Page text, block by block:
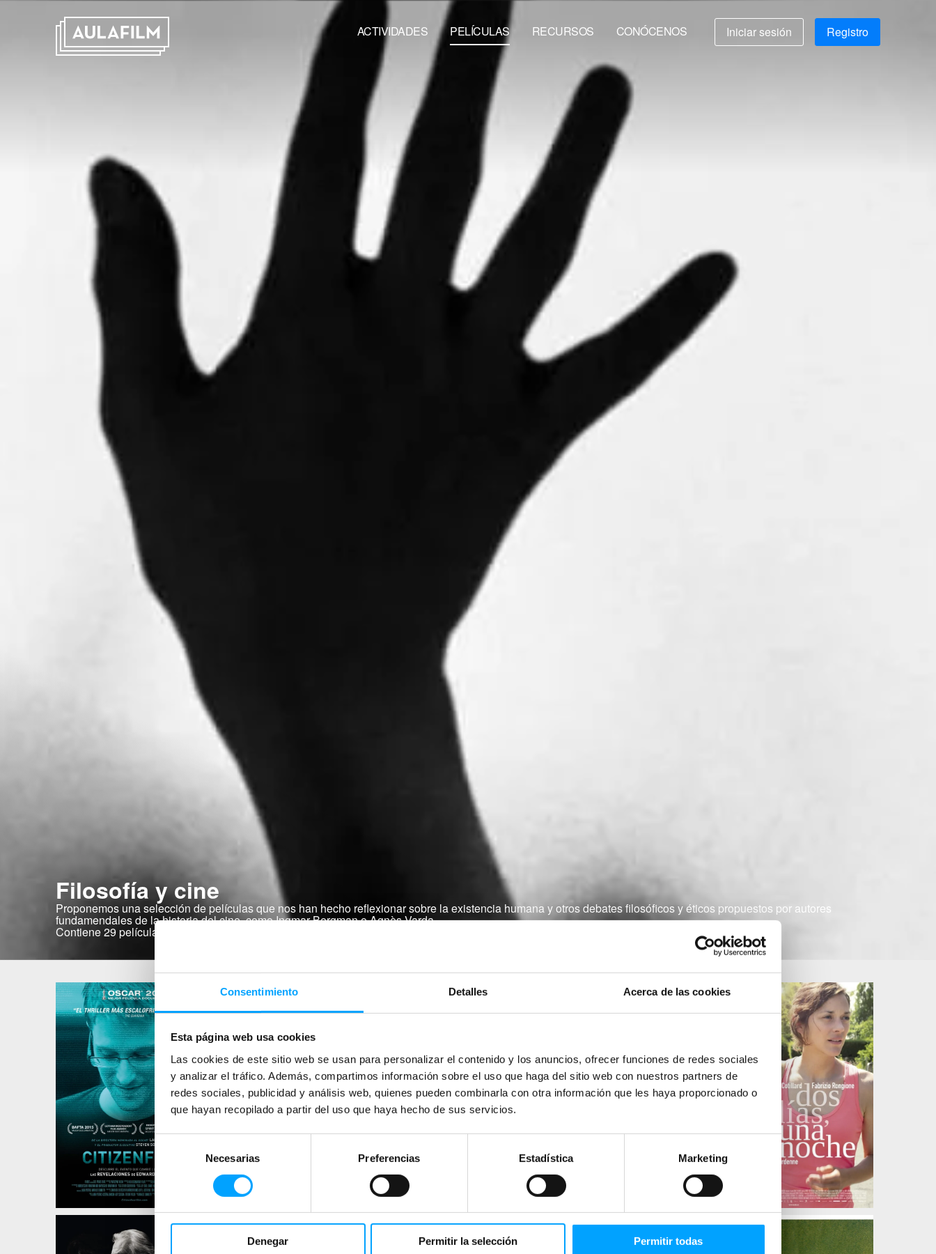
Consentimiento Detalles Acerca de las cookies
Esta página web usa cookies
Las cookies de este sitio web se usan para personalizar el contenido y los anuncios, ofrecer funciones de redes sociales
y analizar el tráfico. Además, compartimos información sobre el uso que haga del sitio web con nuestros partners de
redes sociales, publicidad y análisis web, quienes pueden combinarla con otra información que les haya proporcionado o
que hayan recopilado a partir del uso que haya hecho de sus servicios.
Selección
consentimiento
Necesarias Preferencias Estadística Marketing
Denegar Permitir la selección Permitir todas
ACTIVIDADES PELÍCULAS RECURSOS CONÓCENOS Iniciar sesión Registro
Filosofía y cine
Proponemos una selección de películas que nos han hecho reflexionar sobre la existencia humana y otros debates filosóficos y éticos propuestos por autores
fundamendales de la historia del cine, como Ingmar Bergman o Agnès Varda.
Contiene 29 películas